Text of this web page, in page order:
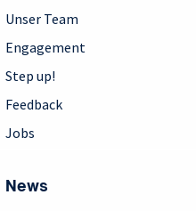
Unser Team
Engagement
Step up!
Feedback
Jobs
News